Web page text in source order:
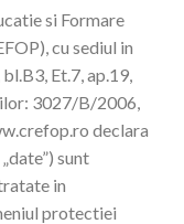
si Formare
cu sediul in
Et.7, ap.19,
3027/B/2006,
declara
sunt
in
protectiei